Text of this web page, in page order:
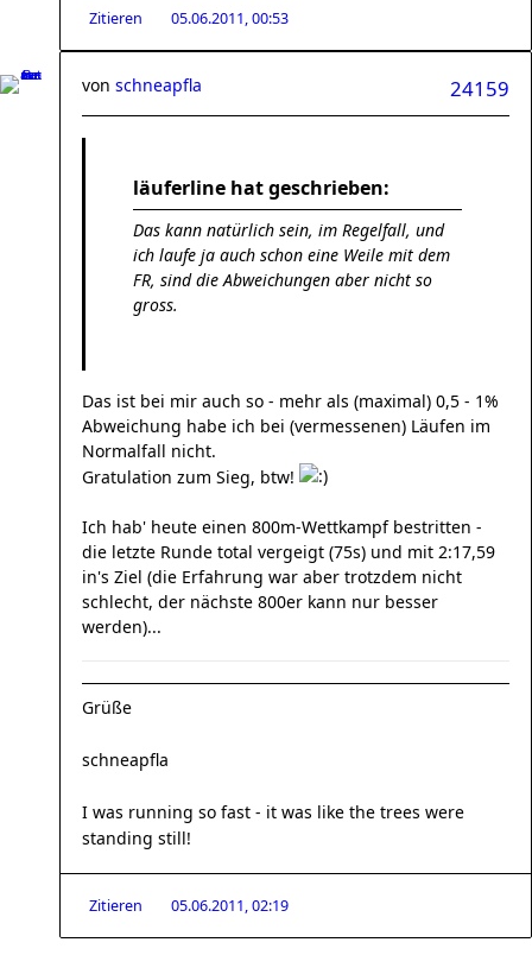
Zitieren 05.06.2011, 00:53
24159
von schneapfla
läuferline hat geschrieben:
Das kann natürlich sein, im Regelfall, und
ich laufe ja auch schon eine Weile mit dem
FR, sind die Abweichungen aber nicht so
gross.
Das ist bei mir auch so - mehr als (maximal) 0,5 - 1%
Abweichung habe ich bei (vermessenen) Läufen im
Normalfall nicht.
Gratulation zum Sieg, btw!
Ich hab' heute einen 800m-Wettkampf bestritten -
die letzte Runde total vergeigt (75s) und mit 2:17,59
in's Ziel (die Erfahrung war aber trotzdem nicht
schlecht, der nächste 800er kann nur besser
werden)...
Grüße
schneapfla
I was running so fast - it was like the trees were
standing still!
Zitieren 05.06.2011, 02:19